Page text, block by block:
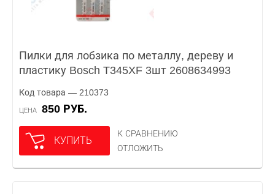
Пилки для лобзика по металлу, дереву и
пластику Bosch T345XF 3шт 2608634993
Код товара — 210373
ЦЕНА 850 РУБ.
КУПИТЬ
К СРАВНЕНИЮ
ОТЛОЖИТЬ